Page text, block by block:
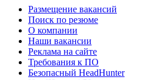
Размещение вакансий
Поиск по резюме
О компании
Наши вакансии
Реклама на сайте
Требования к ПО
Безопасный HeadHunter